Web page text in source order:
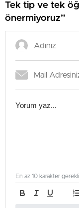
Tek tip ve tek
önermiyoruz”
En az 10 karakter gerekli